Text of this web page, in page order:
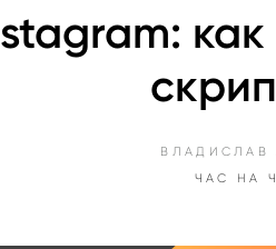
ВЛАДИСЛАВ
ЧАС НА